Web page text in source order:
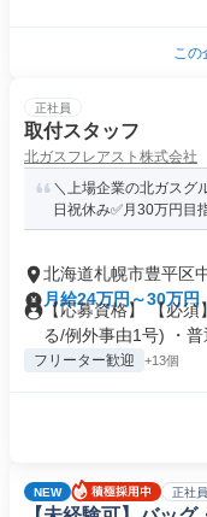
この
正社員
取付スタッフ
北ガスフレアスト株式会社
＼上場企業の北ガスグ
日祝休み✅月30万円目
北海道札幌市豊平区
月給24万円～30万円
【応募資格】 【必須
る/例外事由1号) ・普
フリーター歓迎 +13個
NEW 正社員